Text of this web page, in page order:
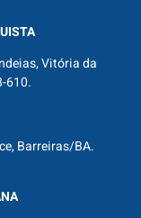
Vitória da
610.
Barreiras/BA.